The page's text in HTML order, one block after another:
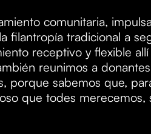
comunitaria,
filantropía tradicional a
receptivo y flexible
reunimos a
porque sabemos que,
que todes merecemos,